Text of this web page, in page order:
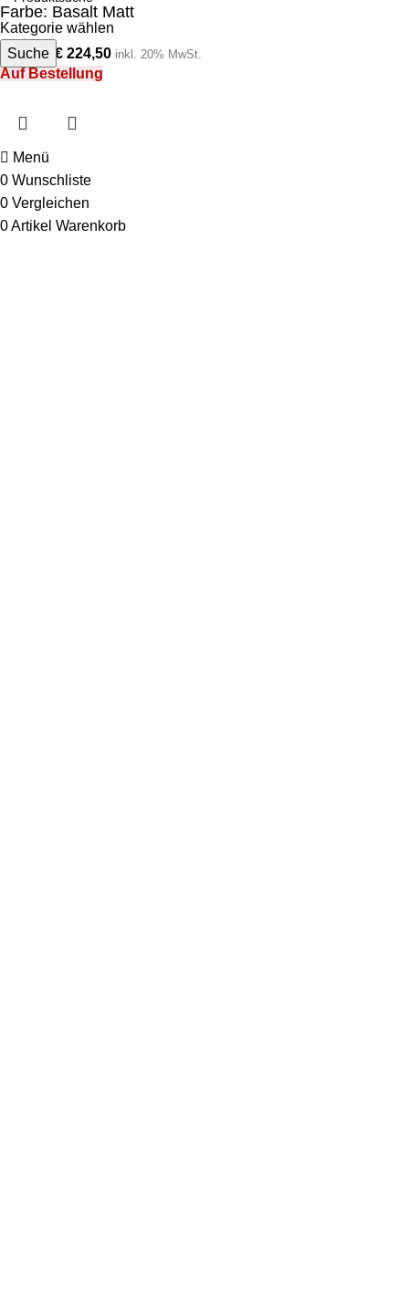
Kategorie wählen
Suche
Farbe: Basalt Matt
449,00 € 224,50 inkl. 20% MwSt.
Auf Bestellung
Menü
0 Wunschliste
0 Vergleichen
0Artikel Warenkorb